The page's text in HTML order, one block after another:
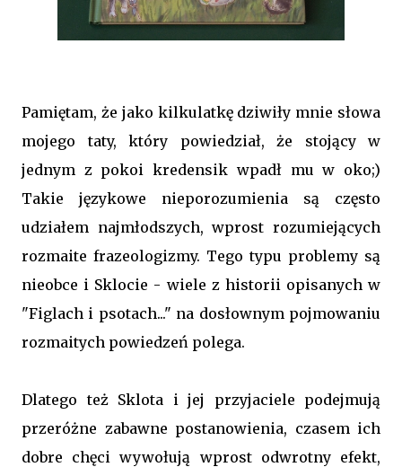
Pamiętam, że jako kilkulatkę dziwiły mnie słowa
mojego taty, który powiedział, że stojący w
jednym z pokoi kredensik wpadł mu w oko;)
Takie językowe nieporozumienia są często
udziałem najmłodszych, wprost rozumiejących
rozmaite frazeologizmy. Tego typu problemy są
nieobce i Sklocie - wiele z historii opisanych w
"Figlach i psotach..." na dosłownym pojmowaniu
rozmaitych powiedzeń polega.
Dlatego też Sklota i jej przyjaciele podejmują
przeróżne zabawne postanowienia, czasem ich
dobre chęci wywołują wprost odwrotny efekt,